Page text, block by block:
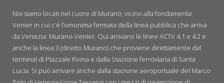
Noi siamo locati nel cuore di Murano, vicino alla fondamenta
Venier in cui c’è l’omonima fermata della linea pubblica che arriva
da Venezia: Murano-Venier. Qui arrivano le linee ACTV 4.1 e 4.2 e
anche la linea 3 (diretto Murano) che proviene direttamente dal
terminal di Piazzale Roma e dalla Stazione ferroviaria di Santa
Lucia. Si può arrivare anche dalla stazione aeroportuale del Marco